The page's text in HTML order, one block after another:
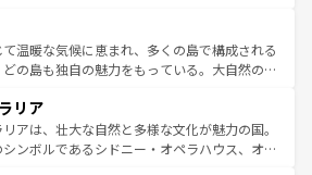
料で観光を楽しむこともできる。 なお、新
情報はコンテンツ一覧 を参照してほしい。
都市は、観光、ショッピング、エンターテイ
まった刺激的なスポットだ。一方、アメリカ
自然が広がり、グランドキャニオンやイエロー
ーリンズでは、音楽と美食が融合した独特の
旅行者はアメリカの各地域で異なる魅力を楽
その多様性と豊かな歴史を感じることができ
温暖な気候に恵まれ、多くの島で構成される
の島も独自の魅力をもっている。大自然の神
せない。また、定番の観光地といえばオアフ
な自然を求めるならマウイ島やカウアイ島が
メラルドグリーンに輝く海をはじめ、豊かな
リア
アは、壮大な自然と多様な文化が魅力の国。
ンボルであるシドニー・オペラハウス、オー